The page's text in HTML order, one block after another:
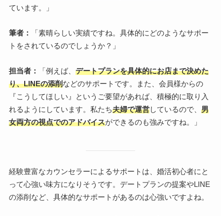
ています。」
筆者：
「素晴らしい実績ですね。具体的にどのようなサポー
トをされているのでしょうか？」
担当者： 「例えば、 デートプランを具体的にお店まで決めた
り、LINEの添削などのサポートです。また、会員様からの
『こうしてほしい』というご要望があれば、積極的に取り入
れるようにしています。私たち夫婦で運営しているので、 男
女両方の視点でのアドバイスができるのも強みですね。」
経験豊富なカウンセラーによるサポートは、婚活初心者にと
って心強い味方になりそうです。デートプランの提案やLINE
の添削など、具体的なサポートがあるのは心強いですよね。